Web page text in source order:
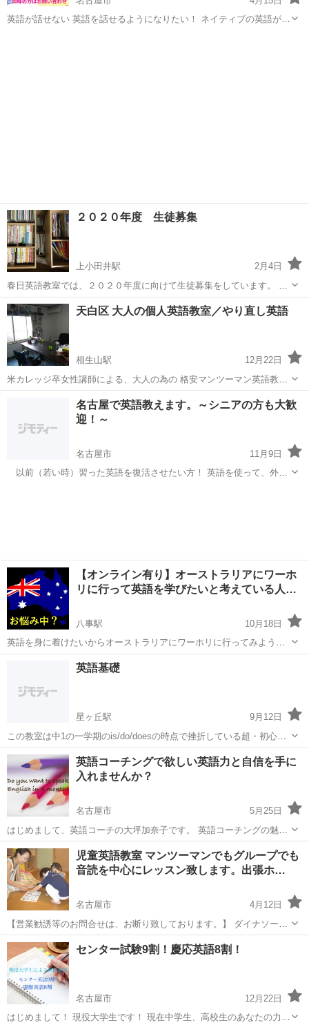
英語が話せない 英語を話せるようになりたい！ ネイティブの英語が聞
２０２０年度 生徒募集
上小田井駅
2月4日
春日英語教室では、２０２０年度に向けて生徒募集をしています。 小
学校1年生〜大歓迎！ 基礎からしっかり教えます。 詳しくは、
https://akanespringday.wixsite.com/good-mornin-...
愛知 名古屋市 上小田井駅 英語/基礎英語 英語教室
天白区 大人の個人英語教室／やり直し英語
相生山駅
12月22日
米カレッジ卒女性講師による、大人の為の 格安マンツーマン英語教室
です。 月2～3回の月謝6000円~、更新は１ヶ月毎、 入会費無し、教材
費込みの月謝になります。 ◆今さら聞けない、文法の基礎の基礎から
やりなおしたい大...
名古屋市 相生山駅 英語/基礎英語
名古屋で英語教えます。～シニアの方も大歓
迎！～
名古屋市
11月9日
以前（若い時）習った英語を復活させたい方！ 英語を使って、外国
【オンライン有り】オーストラリアにワーホ
リに行って英語を学びたいと考えている人…
八事駅
10月18日
英語を身に着けたいからオーストラリアにワーホリに行ってみようと
考えているけど色々悩んでいることが多いそこのあなた！ ・今の英語
力で行っても大丈夫かな？行く前に英語力を上げたい！ ・治安は良い
の？ ・現地での友達の作...
名古屋市 八事駅
英語基礎
星ヶ丘駅
9月12日
この教室は中1の一学期のis/do/doesの時点で挫折している超・初心者
レベルの方からを対象としている、中学生専門のやり直し英文法を専
門としています。 中学英語は中2の夏休みまでで決まる。 とまで言わ
れている大切な...
愛知 名古屋市 英語/基礎英語 コーチ
英語コーチングで欲しい英語力と自信を手に
入れませんか？
名古屋市
5月25日
はじめまして、英語コーチの大坪加奈子です。 英語コーチングの魅
力、それはまさに コーチングにあります。 コーチングとは、人材開発
の技法の一種で対話によって相手の自己実現や目標達成を図る技術で
あり個人の自発的な...
愛知 名古屋市 英語/基礎英語
児童英語教室 マンツーマンでもグループでも
音読を中心にレッスン致します。出張ホ…
名古屋市
4月12日
【営業勧誘等のお問合せは、お断り致しております。】 ダイナソーク
ラブでは、マンツーマンとグループレッスンを開講しています。 ■未
就学児～小学生向けコース ・グループレッスン Kiddy CAT(キディキ
ャ...
愛知 名古屋市 英語/基礎英語 英語教室
センター試験9割！慶応英語8割！
名古屋市
12月22日
はじめまして！ 現役大学生です！ 現在中学生、高校生のあなたの力に